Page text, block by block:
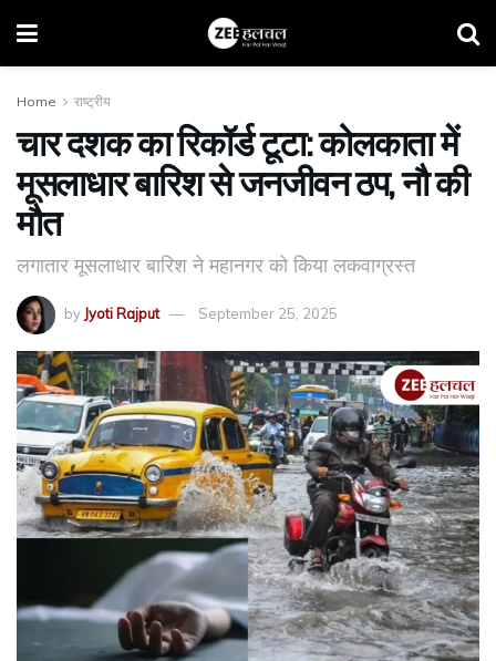
Home राष्ट्रीय
चार दशक का रिकॉर्ड टूटा: कोलकाता में
मूसलाधार बारिश से जनजीवन ठप, नौ की
मौत
लगातार मूसलाधार बारिश ने महानगर को किया लकवाग्रस्त
by Jyoti Rajput September 25, 2025